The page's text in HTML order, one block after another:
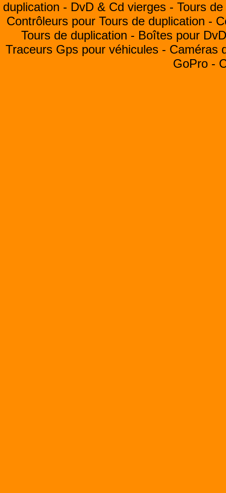
duplication - DvD & Cd vierges - Tours
Contrôleurs pour Tours de duplication -
Tours de duplication - Boîtes pour
Traceurs Gps pour véhicules - Caméras
GoPro -